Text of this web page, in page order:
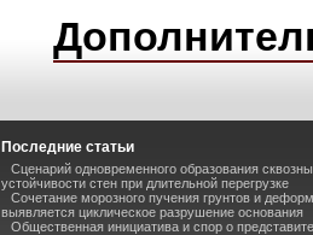
Последние статьи
Сценарий одновременного образования
устойчивости стен при длительной перегрузке
Сочетание морозного пучения грунтов и
выявляется циклическое разрушение основания
Общественная инициатива и спор о